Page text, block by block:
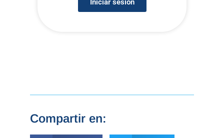
Iniciar sesión
Compartir en: